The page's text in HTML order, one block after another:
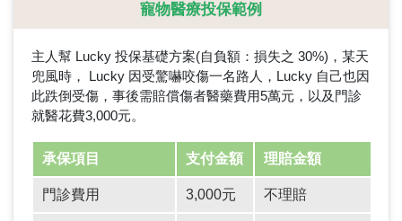
寵物醫療投保範例
主人幫 Lucky 投保基礎方案(自負額：損失之 30%)，某天
兜風時， Lucky 因受驚嚇咬傷一名路人，Lucky 自己也因
此跌倒受傷，事後需賠償傷者醫藥費用5萬元，以及門診
就醫花費3,000元。
承保項目 支付金額 理賠金額
門診費用 3,000元 不理賠